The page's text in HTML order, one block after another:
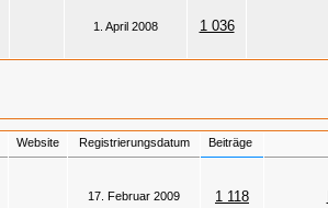
1. April 2008 1 036
Website Registrierungsdatum Beiträge
17. Februar 2009 1 118